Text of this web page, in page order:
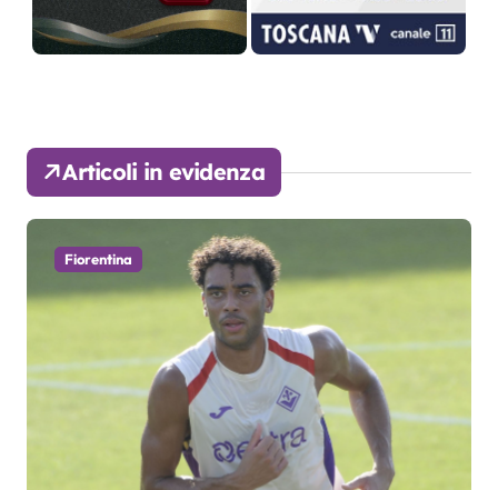
Articoli in evidenza
Fiorentina